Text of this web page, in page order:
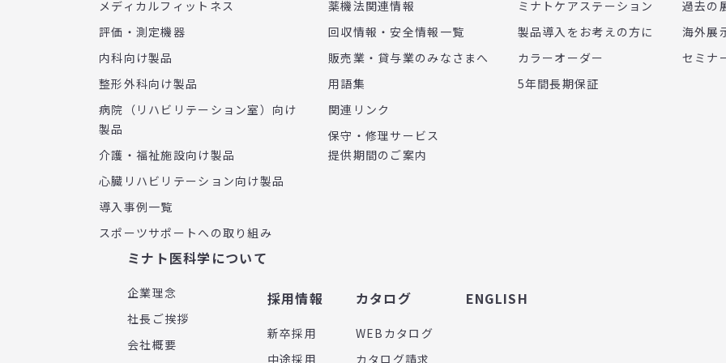
メディカルフィットネス
評価・測定機器
内科向け製品
整形外科向け製品
病院（リハビリテーション室）向け
製品
介護・福祉施設向け製品
心臓リハビリテーション向け製品
導入事例一覧
スポーツサポートへの取り組み
薬機法関連情報
回収情報・安全情報一覧
販売業・貸与業のみなさまへ
用語集
関連リンク
保守・修理サービス
提供期間のご案内
ミナトケアステーション
製品導入をお考えの方に
カラーオーダー
5年間長期保証
過去の
海外展
セミナ
ミナト医科学について
企業理念
社長ご挨拶
会社概要
採用情報
新卒採用
中途採用
カタログ
WEBカタログ
カタログ請求
ENGLISH